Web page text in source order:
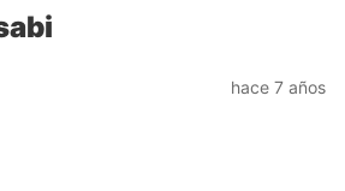
hace 7 años